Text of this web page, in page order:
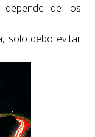
depende de los
solo debo evitar